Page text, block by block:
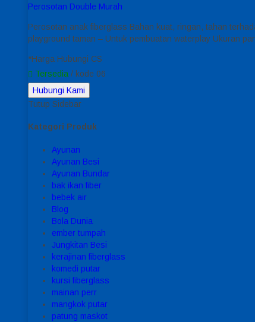
Perosotan Double Murah
Perosotan anak fiberglass Bahan kuat, ringan, tahan
playground taman – Untuk pembuatan waterplay Ukuran
*Harga Hubungi CS
Tersedia / kode 06
Hubungi Kami
Tutup Sidebar
Kategori Produk
Ayunan
Ayunan Besi
Ayunan Bundar
bak ikan fiber
bebek air
Blog
Bola Dunia
ember tumpah
Jungkitan Besi
kerajinan fiberglass
komedi putar
kursi fiberglass
mainan perr
mangkok putar
patung maskot